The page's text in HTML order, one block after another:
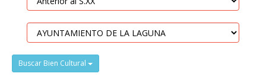
Buscar Bien Cultural